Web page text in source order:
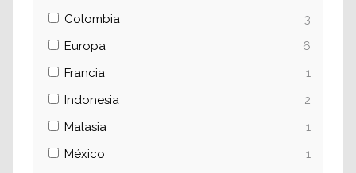
Colombia
3
Europa
6
Francia
1
Indonesia
2
Malasia
1
México
1